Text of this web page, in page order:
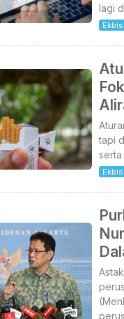
lagi
Ekbis
tapi
serta
Ekbis